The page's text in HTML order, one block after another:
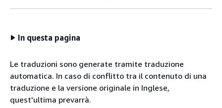
In questa pagina
Le traduzioni sono generate tramite traduzione
automatica. In caso di conflitto tra il contenuto di una
traduzione e la versione originale in Inglese,
quest'ultima prevarrà.